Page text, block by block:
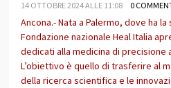
14 OTTOBRE 2024 ALLE 11:08 0
Ancona.- Nata a Palermo, dove ha
Fondazione nazionale Heal Italia
dedicati alla medicina di precisione
L’obiettivo è quello di trasferire al
della ricerca scientifica e le